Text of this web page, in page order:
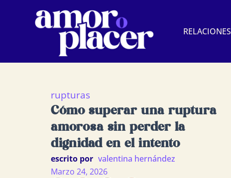
RELACIONES
rupturas
Cómo superar una ruptura
amorosa sin perder la
dignidad en el intento
escrito por valentina hernández
Marzo 24, 2026